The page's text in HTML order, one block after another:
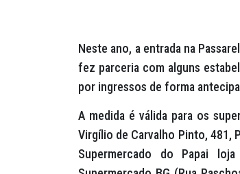
Neste ano, a entrada na
fez parceria com alguns
por ingressos de forma
A medida é válida para os
Virgílio de Carvalho Pinto, 481,
Supermercado do Papai